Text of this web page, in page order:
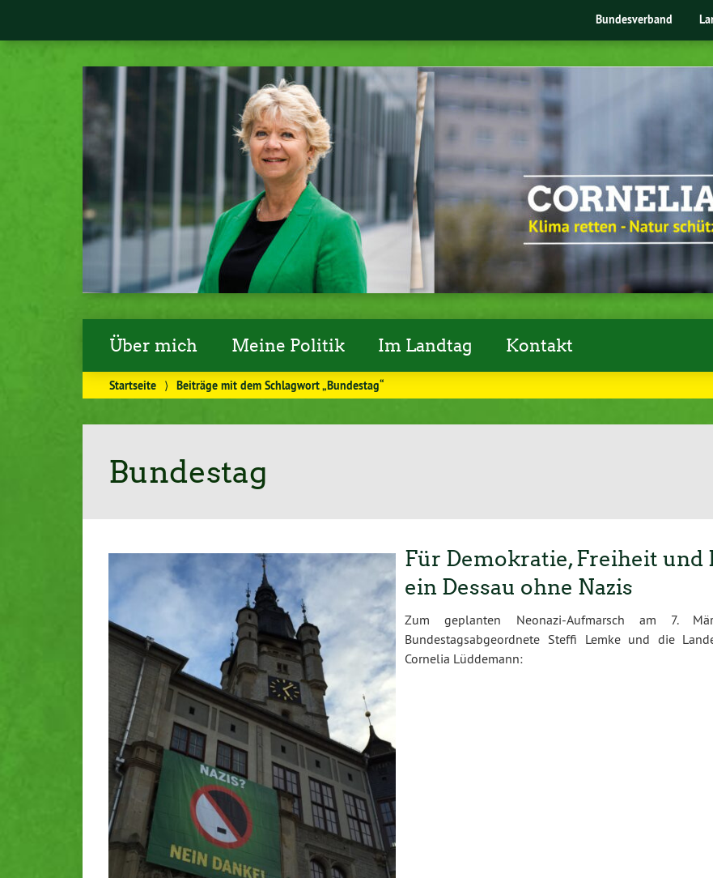
Bundesverband
Über mich Meine Politik Im Landtag Kontakt
Startseite ⟩ Beiträge mit dem Schlagwort „Bundestag“
Bundestag
Für Demokratie, Freiheit und
ein Dessau ohne Nazis
Zum geplanten Neonazi-Aufmarsch am 7.
Bundestagsabgeordnete Steffi Lemke und die
Cornelia Lüddemann: